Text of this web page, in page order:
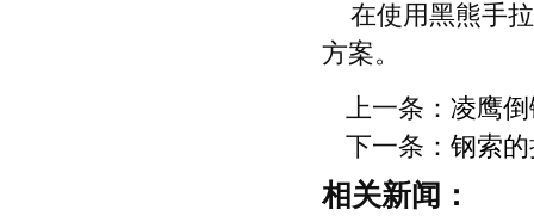
在使用黑熊手
方案。
上一条： 凌鹰
下一条： 钢索
相关新闻：